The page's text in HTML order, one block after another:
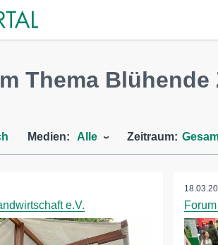
Thema
Medien: Alle Zeitraum:
e.V.